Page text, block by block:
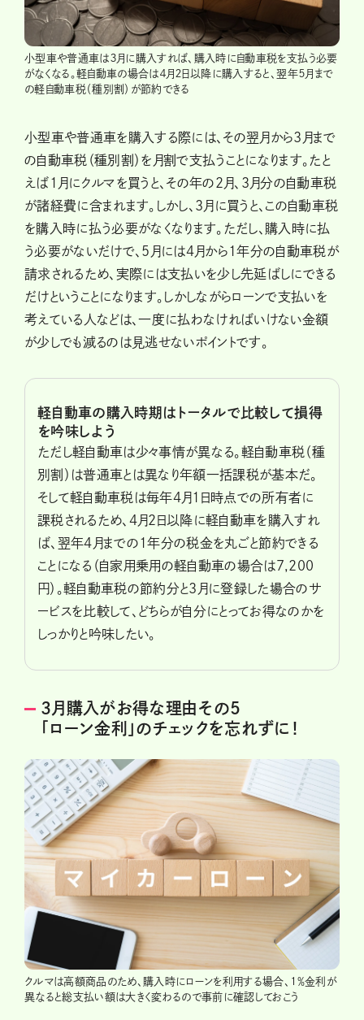
小型車や普通車は３月に購入すれば、購入時に自動車税を支払う必要
がなくなる。軽自動車の場合は４月２日以降に購入すると、翌年５月まで
の軽自動車税（種別割）が節約できる
小型車や普通車を購入する際には、その翌月から3月まで
の自動車税（種別割）を月割で支払うことになります。たと
えば1月にクルマを買うと、その年の2月、3月分の自動車税
が諸経費に含まれます。しかし、3月に買うと、この自動車税
を購入時に払う必要がなくなります。ただし、購入時に払
う必要がないだけで、5月には4月から1年分の自動車税が
請求されるため、実際には支払いを少し先延ばしにできる
だけということになります。しかしながらローンで支払いを
考えている人などは、一度に払わなければいけない金額
が少しでも減るのは見逃せないポイントです。
軽自動車の購入時期はトータルで比較して損得
を吟味しよう
ただし軽自動車は少々事情が異なる。軽自動車税（種
別割）は普通車とは異なり年額一括課税が基本だ。
そして軽自動車税は毎年4月1日時点での所有者に
課税されるため、4月2日以降に軽自動車を購入すれ
ば、翌年4月までの1年分の税金を丸ごと節約できる
ことになる（自家用乗用の軽自動車の場合は7,200
円）。軽自動車税の節約分と3月に登録した場合のサ
ービスを比較して、どちらが自分にとってお得なのかを
しっかりと吟味したい。
3月購入がお得な理由その5
「ローン金利」のチェックを忘れずに！
クルマは高額商品のため、購入時にローンを利用する場合、1％金利が
異なると総支払い額は大きく変わるので事前に確認しておこう